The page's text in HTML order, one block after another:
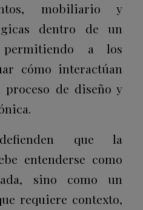
mobiliario y
dentro de un
a los
cómo interactúan
de diseño y
que la
entenderse como
sino como un
requiere contexto,